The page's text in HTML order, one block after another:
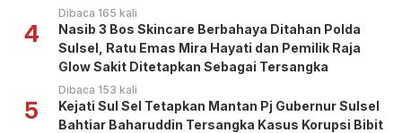
Dibaca 165 kali
4
Nasib 3 Bos Skincare Berbahaya Ditahan Polda
Sulsel, Ratu Emas Mira Hayati dan Pemilik Raja
Glow Sakit Ditetapkan Sebagai Tersangka
Dibaca 153 kali
5
Kejati Sul Sel Tetapkan Mantan Pj Gubernur Sulsel
Bahtiar Baharuddin Tersangka Kasus Korupsi Bibit